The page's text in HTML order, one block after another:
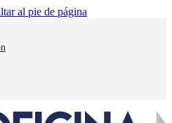
al pie de página